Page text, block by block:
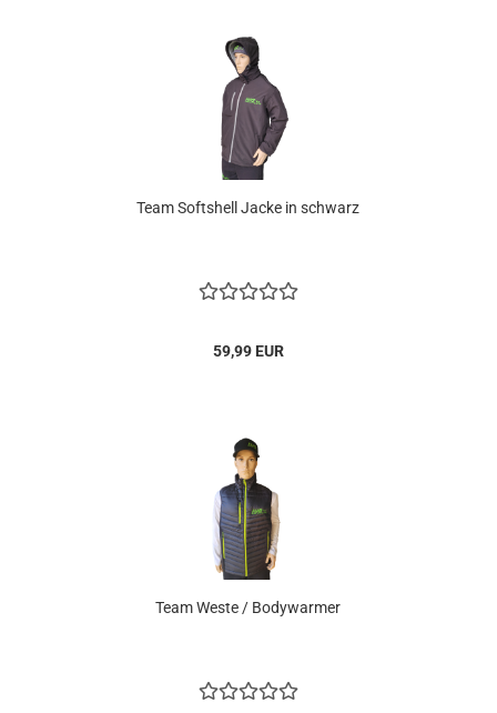
Team Softshell Jacke in schwarz
59,99 EUR
Team Weste / Bodywarmer